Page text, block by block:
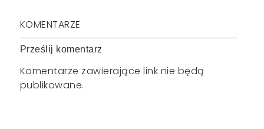
KOMENTARZE
Prześlij komentarz
Komentarze zawierające link nie będą
publikowane.